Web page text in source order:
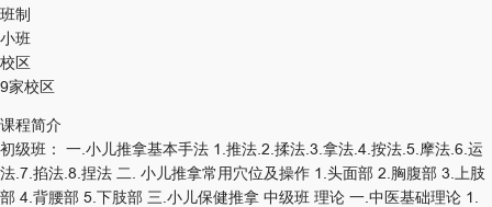
班制
小班
校区
9家校区
课程简介
初级班： 一.小儿推拿基本手法 1.推法.2.揉法.3.拿法.4.按法.5.摩法.6.运
法.7.掐法.8.捏法 二. 小儿推拿常用穴位及操作 1.头面部 2.胸腹部 3.上肢
部 4.背腰部 5.下肢部 三.小儿保健推拿 中级班 理论 一.中医基础理论 1.